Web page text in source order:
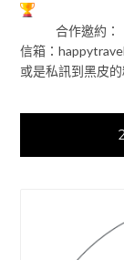
合作邀約：
信箱：
或是私訊到黑皮